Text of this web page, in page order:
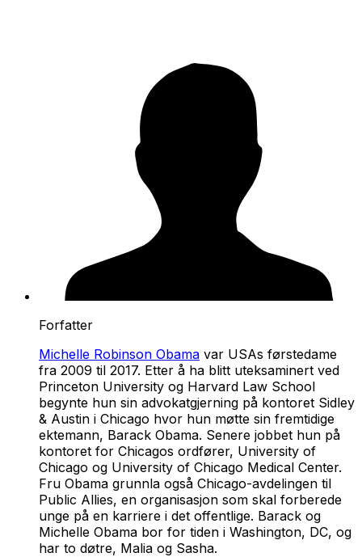
Forfatter
Michelle Robinson Obama var USAs førstedame
fra 2009 til 2017. Etter å ha blitt uteksaminert ved
Princeton University og Harvard Law School
begynte hun sin advokatgjerning på kontoret Sidley
& Austin i Chicago hvor hun møtte sin fremtidige
ektemann, Barack Obama. Senere jobbet hun på
kontoret for Chicagos ordfører, University of
Chicago og University of Chicago Medical Center.
Fru Obama grunnla også Chicago-avdelingen til
Public Allies, en organisasjon som skal forberede
unge på en karriere i det offentlige. Barack og
Michelle Obama bor for tiden i Washington, DC, og
har to døtre, Malia og Sasha.